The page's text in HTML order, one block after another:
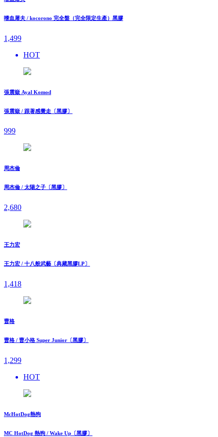
嗜血屠夫 / kocorono 完全盤（完全限定生產）黑膠
1,499
HOT
張震嶽 Ayal Komod
張震嶽 / 跟著感覺走〔黑膠〕
999
周杰倫
周杰倫 / 太陽之子〔黑膠〕
2,680
王力宏
王力宏 / 十八般武藝〔典藏黑膠LP〕
1,418
曹格
曹格 / 曹小格 Super Junior〔黑膠〕
1,299
HOT
McHotDog熱狗
MC HotDog 熱狗 / Wake Up〔黑膠〕